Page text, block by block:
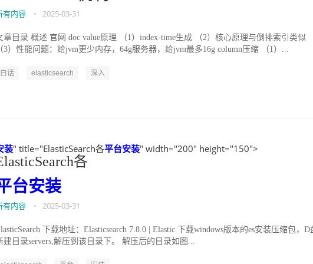
有内容 • 2025-03-31
章目录 概述 官网 doc value原理 （1）index-time生成 （2）核心原理与倒排索引类似
（3）性能问题：给jvm更少内存，64g服务器，给jvm最多16g column压缩 （1）...
白话 elasticsearch 深入
装" title="ElasticSearch各平台安装" width="200" height="150">
各
台安装
有内容 • 2025-03-31
下载地址：Elasticsearch 7.8.0 | Elastic 下载windows版本的es安装压缩包，D
建目录servers,解压到该目录下。 解压后的目录如图...